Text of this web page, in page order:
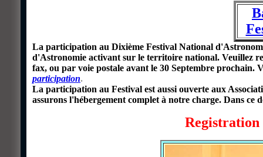
La participation au Dixième Festival National
d'Astronomie activant sur le territoire national. Veuillez
fax, ou par voie postale avant le 30 Septembre prochain.
participation.
La participation au Festival est aussi ouverte aux
assurons l'hébergement complet à notre charge. Dans ce
Registration